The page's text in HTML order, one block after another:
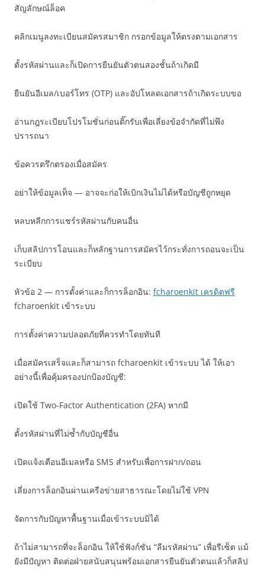
สัญลักษณ์ล็อค
คลิกเมนูลงทะเบียนสมัครสมาชิก กรอกข้อมูลให้ตรงตามเอกสาร
ตั้งรหัสผ่านและก็เปิดการยืนยันตัวตนสองชั้นถ้าเกิดมี
ยืนยันอีเมล/เบอร์โทร (OTP) และอัปโหลดเอกสารถ้าเกิดระบบขอ
อ่านกฎระเบียบโปรโมชั่นก่อนติ๊กรับเพื่อเลี่ยงข้อจำกัดที่ไม่พึง
ปรารถนา
ข้อควรตรึกตรองเมื่อสมัคร
อย่าให้ข้อมูลเท็จ — อาจจะก่อให้เบิกเงินไม่ได้หรือบัญชีถูกหยุด
หลบหลีกการแชร์รหัสผ่านกับคนอื่น
เก็บสลิปการโอนและก็หลักฐานการสมัครไว้กระทั่งการถอนจะเป็น
ระเบียบ
หัวข้อ 2 — การตั้งค่าและก็การล็อกอิน: fcharoenkit เครดิตฟรี
fcharoenkit เข้าระบบ
การตั้งค่าความปลอดภัยที่ควรทำโดยทันที
เมื่อสมัครเสร็จและก็สามารถ fcharoenkit เข้าระบบ ได้ ให้เอา
อย่างนี้เพื่อคุ้มครองปกป้องบัญชี:
เปิดใช้ Two-Factor Authentication (2FA) หากมี
ตั้งรหัสผ่านที่ไม่ซ้ำกับบัญชีอื่น
เปิดแจ้งเตือนอีเมลหรือ SMS สำหรับเพื่อการฝาก/ถอน
เลี่ยงการล็อกอินผ่านเครือข่ายสาธารณะโดยไม่ใช้ VPN
จัดการกับปัญหาพื้นฐานเมื่อเข้าระบบมิได้
ถ้าไม่สามารถที่จะล็อกอิน ให้ใช้ฟังก์ชัน “ลืมรหัสผ่าน” เพื่อรีเซ็ต แม้
ยังมีปัญหา ติดต่อฝ่ายสนับสนุนพร้อมเอกสารยืนยันตัวตนแล้วก็สลิป